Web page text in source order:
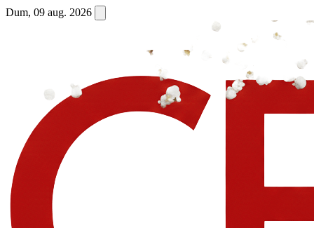
Dum, 09 aug. 2026